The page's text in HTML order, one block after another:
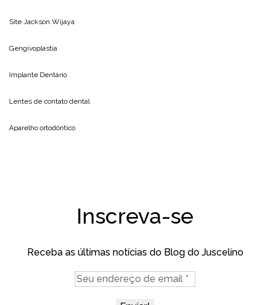
Site Jackson Wijaya
Gengivoplastia
Implante Dentário
Lentes de contato dental
Aparelho ortodôntico
Inscreva-se
Receba as últimas notícias do Blog do Juscelino